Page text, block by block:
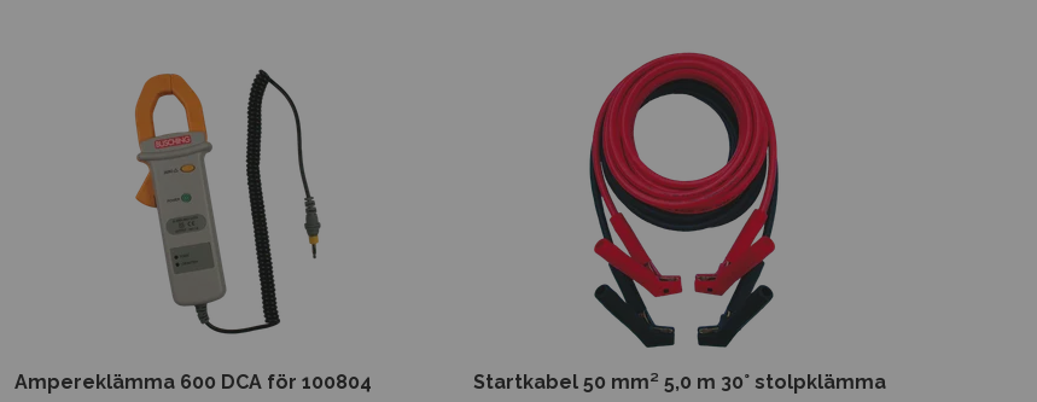
Ampereklämma 600 DCA för 100804
Startkabel 50 mm² 5,0 m 30° stolpklämma